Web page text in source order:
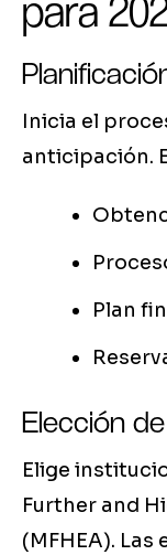
para
Inicia el
anticipación.
Plan
Elección
Elige
Further and
(MFHEA).